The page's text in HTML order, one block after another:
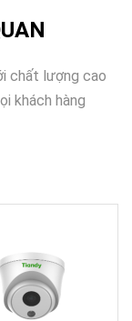
chất lượng cao
khách hàng